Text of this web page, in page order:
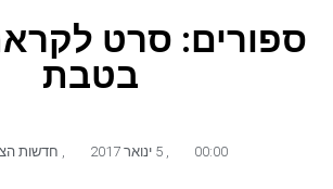
ספורים: סרט
בטבת
00:00
,
, חדשות